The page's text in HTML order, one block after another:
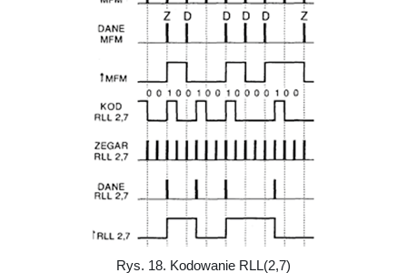
Rys. 18. Kodowanie RLL(2,7)